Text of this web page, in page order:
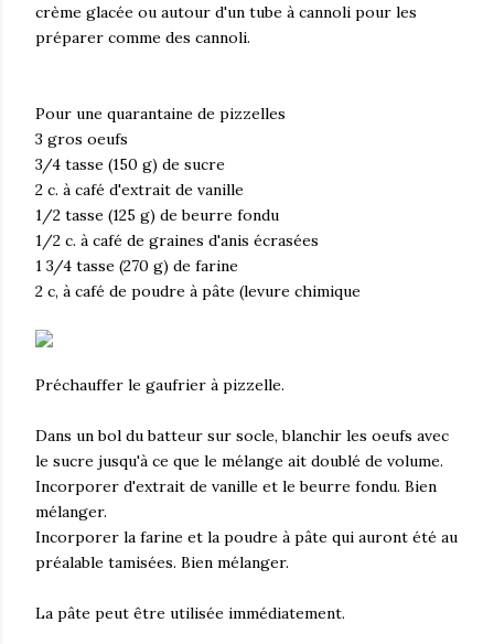
crème glacée ou autour d'un tube à cannoli pour les
préparer comme des cannoli.
Pour une quarantaine de pizzelles
3 gros oeufs
3/4 tasse (150 g) de sucre
2 c. à café d'extrait de vanille
1/2 tasse (125 g) de beurre fondu
1/2 c. à café de graines d'anis écrasées
1 3/4 tasse (270 g) de farine
2 c, à café de poudre à pâte (levure chimique
Préchauffer le gaufrier à pizzelle.
Dans un bol du batteur sur socle, blanchir les oeufs avec
le sucre jusqu'à ce que le mélange ait doublé de volume.
Incorporer d'extrait de vanille et le beurre fondu. Bien
mélanger.
Incorporer la farine et la poudre à pâte qui auront été au
préalable tamisées. Bien mélanger.
La pâte peut être utilisée immédiatement.